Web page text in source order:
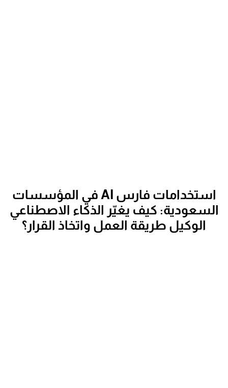
استخدامات فارس AI في المؤسسات
السعودية: كيف يغيّر الذكاء الاصطناعي
الوكيل طريقة العمل واتخاذ القرار؟